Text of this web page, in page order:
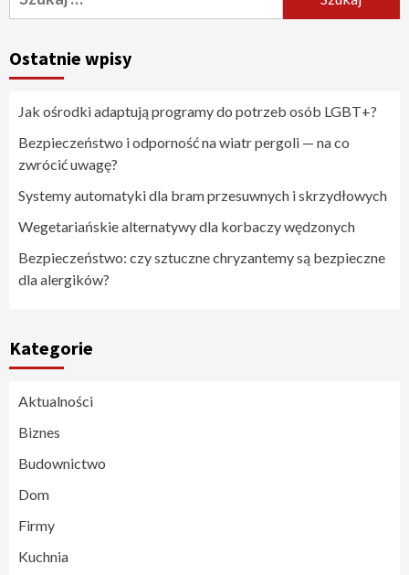
Ostatnie wpisy
Jak ośrodki adaptują programy do potrzeb osób LGBT+?
Bezpieczeństwo i odporność na wiatr pergoli — na co
zwrócić uwagę?
Systemy automatyki dla bram przesuwnych i skrzydłowych
Wegetariańskie alternatywy dla korbaczy wędzonych
Bezpieczeństwo: czy sztuczne chryzantemy są bezpieczne
dla alergików?
Kategorie
Aktualności
Biznes
Budownictwo
Dom
Firmy
Kuchnia